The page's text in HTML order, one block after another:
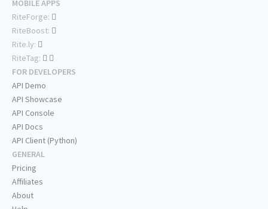
MOBILE APPS
RiteForge:
RiteBoost:
Rite.ly:
RiteTag:
FOR DEVELOPERS
API Demo
API Showcase
API Console
API Docs
API Client (Python)
GENERAL
Pricing
Affiliates
About